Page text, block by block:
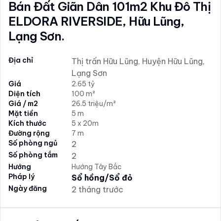
Bán Đất Giãn Dân 101m2 Khu Đô Thị
ELDORA RIVERSIDE, Hữu Lũng,
Lạng Sơn.
Địa chỉ
Thị trấn Hữu Lũng, Huyện Hữu Lũng,
Lạng Sơn
Giá
2.65 tỷ
Diện tích
100 m²
Giá / m2
26.5 triệu/m²
Mặt tiền
5 m
Kích thước
5 x 20m
Đường rộng
7 m
Số phòng ngủ
2
Số phòng tắm 2
Hướng
Hướng Tây Bắc
Pháp lý
Sổ hồng/Sổ đỏ
Ngày đăng 2 tháng trước